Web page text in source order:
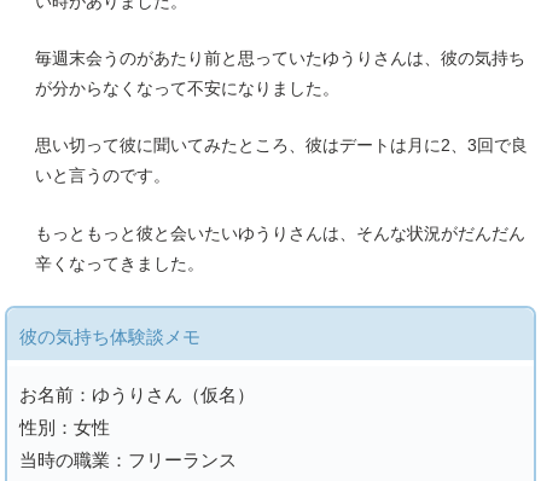
毎週末会うのがあたり前と思っていたゆうりさんは、彼の気持ち
が分からなくなって不安になりました。
思い切って彼に聞いてみたところ、彼はデートは月に2、3回で良
いと言うのです。
もっともっと彼と会いたいゆうりさんは、そんな状況がだんだん
辛くなってきました。
彼の気持ち体験談メモ
お名前：ゆうりさん（仮名）
性別：女性
当時の職業：フリーランス